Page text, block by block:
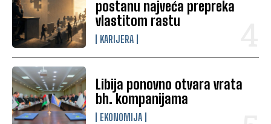
postanu najveća prepreka
vlastitom rastu
KARIJERA
Libija ponovno otvara vrata
bh. kompanijama
EKONOMIJA